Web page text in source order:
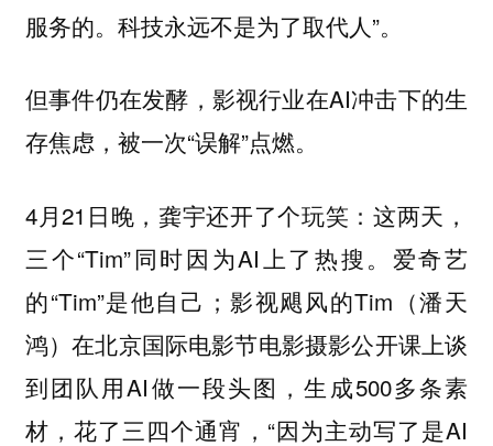
服务的。科技永远不是为了取代人”。
但事件仍在发酵，影视行业在AI冲击下的生
存焦虑，被一次“误解”点燃。
4月21日晚，龚宇还开了个玩笑：这两天，
三个“Tim”同时因为AI上了热搜。爱奇艺
的“Tim”是他自己；影视飓风的Tim（潘天
鸿）在北京国际电影节电影摄影公开课上谈
到团队用AI做一段头图，生成500多条素
材，花了三四个通宵，“因为主动写了是AI